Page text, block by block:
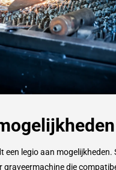
een legio aan mogelijkheden.
graveermachine die